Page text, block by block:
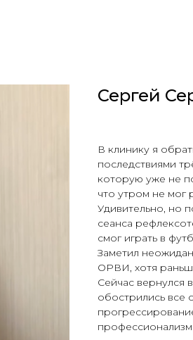
Сергей
В клинику я
последствиями
которую уже не
что утром не мог
Удивительно, но
сеанса
смог играть в
Заметил
ОРВИ, хотя
Сейчас вернулся
обострились все